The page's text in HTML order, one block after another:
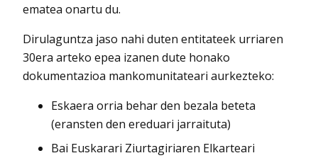
ematea onartu du.
Dirulaguntza jaso nahi duten entitateek urriaren
30era arteko epea izanen dute honako
dokumentazioa mankomunitateari aurkezteko:
Eskaera orria behar den bezala beteta
(eransten den ereduari jarraituta)
Bai Euskarari Ziurtagiriaren Elkarteari